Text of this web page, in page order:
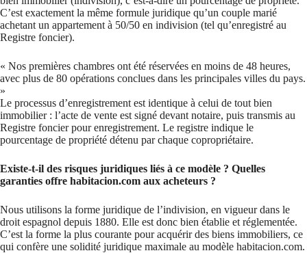
C’est exactement la même formule juridique qu’un couple marié
achetant un appartement à 50/50 en indivision (tel qu’enregistré au
Registre foncier).
« Nos premières chambres ont été réservées en moins de 48 heures,
avec plus de 80 opérations conclues dans les principales villes du pays.
»
Le processus d’enregistrement est identique à celui de tout bien
immobilier : l’acte de vente est signé devant notaire, puis transmis au
Registre foncier pour enregistrement. Le registre indique le
pourcentage de propriété détenu par chaque copropriétaire.
Existe-t-il des risques juridiques liés à ce modèle ? Quelles
garanties offre habitacion.com aux acheteurs ?
Nous utilisons la forme juridique de l’indivision, en vigueur dans le
droit espagnol depuis 1880. Elle est donc bien établie et réglementée.
C’est la forme la plus courante pour acquérir des biens immobiliers, ce
qui confère une solidité juridique maximale au modèle habitacion.com.